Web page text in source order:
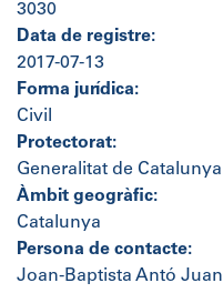
3030
Data de registre:
2017-07-13
Forma jurídica:
Civil
Protectorat:
Generalitat de Catalunya
Àmbit geogràfic:
Catalunya
Persona de contacte:
Joan-Baptista Antó Juan